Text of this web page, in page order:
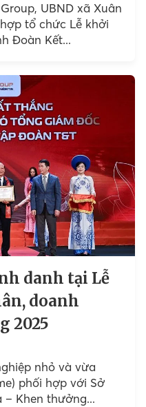
UBND xã Xuân
tổ chức Lễ khởi
Đoàn Kết...
danh tại Lễ
doanh
2025
nhỏ và vừa
phối hợp với Sở
– Khen thưởng...